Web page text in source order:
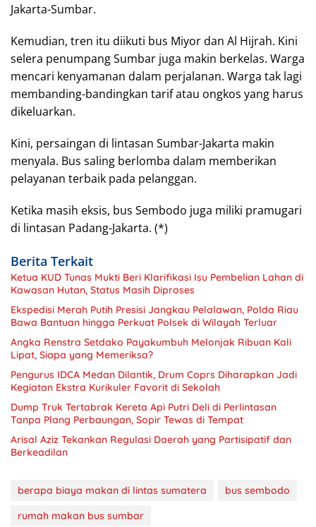
Jakarta-Sumbar.
Kemudian, tren itu diikuti bus Miyor dan Al Hijrah. Kini
selera penumpang Sumbar juga makin berkelas. Warga
mencari kenyamanan dalam perjalanan. Warga tak lagi
membanding-bandingkan tarif atau ongkos yang harus
dikeluarkan.
Kini, persaingan di lintasan Sumbar-Jakarta makin
menyala. Bus saling berlomba dalam memberikan
pelayanan terbaik pada pelanggan.
Ketika masih eksis, bus Sembodo juga miliki pramugari
di lintasan Padang-Jakarta. (*)
Berita Terkait
Ketua KUD Tunas Mukti Beri Klarifikasi Isu Pembelian Lahan di
Kawasan Hutan, Status Masih Diproses
Ekspedisi Merah Putih Presisi Jangkau Pelalawan, Polda Riau
Bawa Bantuan hingga Perkuat Polsek di Wilayah Terluar
Angka Renstra Setdako Payakumbuh Melonjak Ribuan Kali
Lipat, Siapa yang Memeriksa?
Pengurus IDCA Medan Dilantik, Drum Coprs Diharapkan Jadi
Kegiatan Ekstra Kurikuler Favorit di Sekolah
Dump Truk Tertabrak Kereta Api Putri Deli di Perlintasan
Tanpa Plang Perbaungan, Sopir Tewas di Tempat
Arisal Aziz Tekankan Regulasi Daerah yang Partisipatif dan
Berkeadilan
berapa biaya makan di lintas sumatera
bus sembodo
rumah makan bus sumbar